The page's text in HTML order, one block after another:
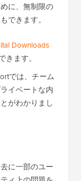
に、無制限の
できます。
Downloads
きます。
では、チーム
イベートな内
がわかりまし
に一部のユー